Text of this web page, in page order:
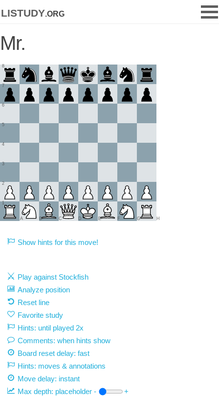
listudy.org
Mr.
1
2
3
4
5
6
7
8
A B C D E F G H
Show hints for this move!
Play against Stockfish
Analyze position
Reset line
Favorite study
Hints: until played 2x
Comments: when hints show
Board reset delay: fast
Hints: moves & annotations
Move delay: instant
Max depth: placeholder -
+